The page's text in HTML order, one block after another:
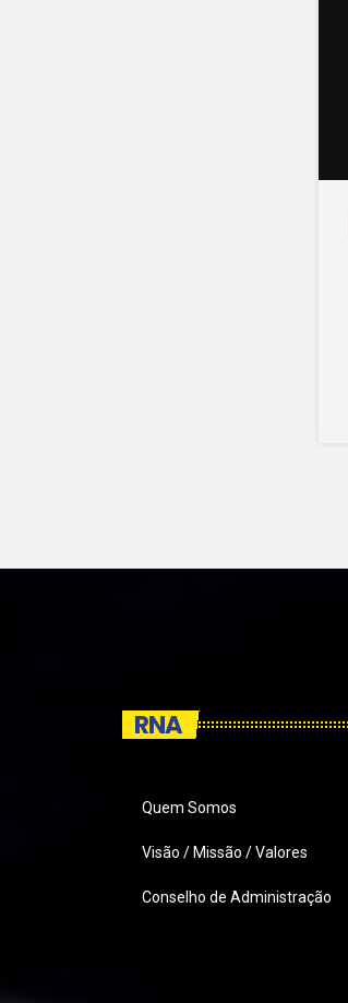
RNA
Quem Somos
Visão / Missão / Valores
Conselho de Administração